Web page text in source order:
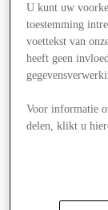
U kunt uw
toestemming
voettekst van
heeft geen
Voor informatie
delen, klikt u